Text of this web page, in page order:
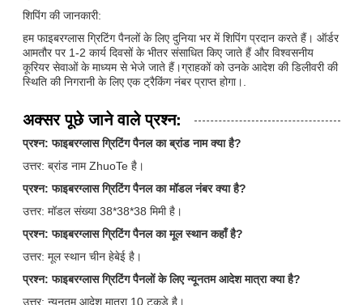
शिपिंग की जानकारी:
हम फाइबरग्लास ग्रिटिंग पैनलों के लिए दुनिया भर में शिपिंग प्रदान करते हैं। ऑर्डर
आमतौर पर 1-2 कार्य दिवसों के भीतर संसाधित किए जाते हैं और विश्वसनीय
कूरियर सेवाओं के माध्यम से भेजे जाते हैं।ग्राहकों को उनके आदेश की डिलीवरी की
स्थिति की निगरानी के लिए एक ट्रैकिंग नंबर प्राप्त होगा।.
अक्सर पूछे जाने वाले प्रश्न:
प्रश्न: फाइबरग्लास ग्रिटिंग पैनल का ब्रांड नाम क्या है?
उत्तर: ब्रांड नाम ZhuoTe है।
प्रश्न: फाइबरग्लास ग्रिटिंग पैनल का मॉडल नंबर क्या है?
उत्तर: मॉडल संख्या 38*38*38 मिमी है।
प्रश्न: फाइबरग्लास ग्रिटिंग पैनल का मूल स्थान कहाँ है?
उत्तर: मूल स्थान चीन हेबेई है।
प्रश्न: फाइबरग्लास ग्रिटिंग पैनलों के लिए न्यूनतम आदेश मात्रा क्या है?
उत्तर: न्यूनतम आदेश मात्रा 10 टुकड़े है।